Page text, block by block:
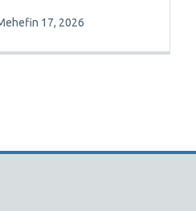
17, 2026
Iechyd